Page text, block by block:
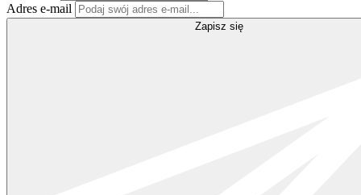
Adres e-mail
Zapisz się